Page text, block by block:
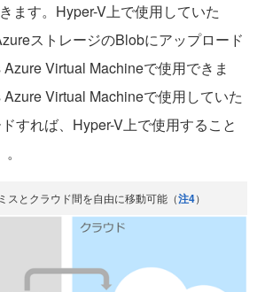
ます。Hyper-V上で使用していた
ストレージのBlobにアップロード
Virtual Machineで使用できま
Virtual Machineで使用していた
すれば、Hyper-V上で使用すること
とクラウド間を自由に移動可能（注4）